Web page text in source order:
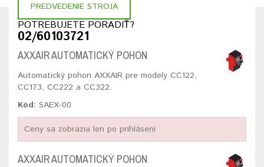
PREDVEDENIE STROJA
POTREBUJETE PORADIŤ?
02/60103721
AXXAIR AUTOMATICKÝ POHON
Automatický pohon AXXAIR pre modely CC122,
CC173, CC222 a CC322.
Kód: SAEX-00
Ceny sa zobrazia len po prihlásení
AXXAIR AUTOMATICKÝ POHON